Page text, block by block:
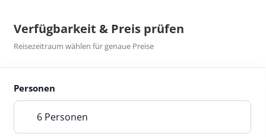
Verfügbarkeit & Preis prüfen
Reisezeitraum wählen für genaue Preise
Personen
6 Personen